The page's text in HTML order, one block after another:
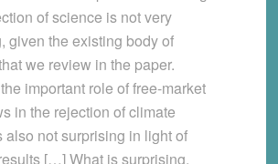
of science is not very
given the existing body of
we review in the paper.
important role of free-market
in the rejection of climate
also not surprising in light of
[…] What is surprising,